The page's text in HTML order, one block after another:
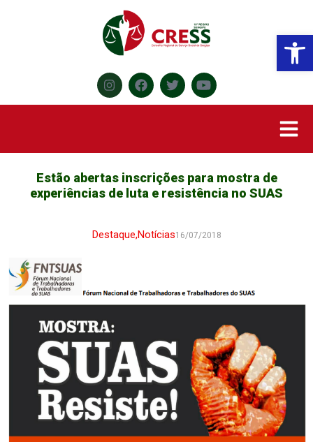
Estão abertas inscrições para mostra de
experiências de luta e resistência no SUAS
Destaque,Notícias16/07/2018